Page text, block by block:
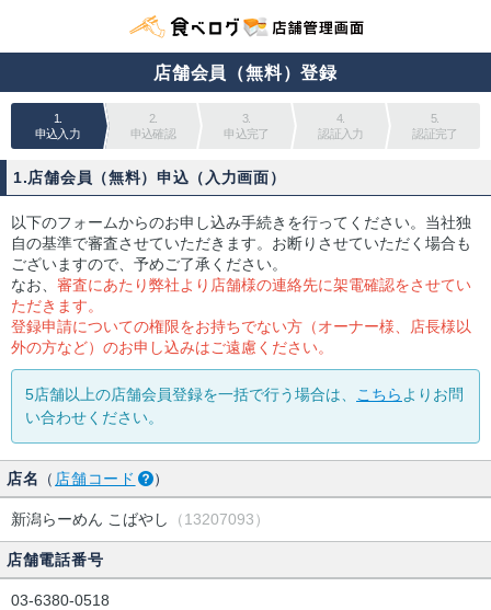
店舗会員（無料）登録
1.
申込入力
2.
申込確認
3.
申込完了
4.
認証入力
5.
認証完了
1.店舗会員（無料）申込（入力画面）
以下のフォームからのお申し込み手続きを行ってください。当社独
自の基準で審査させていただきます。お断りさせていただく場合も
ございますので、予めご了承ください。
なお、 審査にあたり弊社より店舗様の連絡先に架電確認をさせてい
ただきます。
登録申請についての権限をお持ちでない方（オーナー様、店長様以
外の方など）のお申し込みはご遠慮ください。
5店舗以上の店舗会員登録を一括で行う場合は、 こちら よりお問
い合わせください。
店名 （ 店舗コード ）
新潟らーめん こばやし （13207093）
店舗電話番号
03-6380-0518